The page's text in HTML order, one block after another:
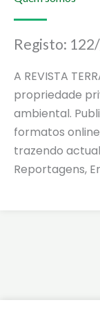
Registo:
A REVISTA
propriedade
ambiental.
formatos
trazendo
Reportagens,